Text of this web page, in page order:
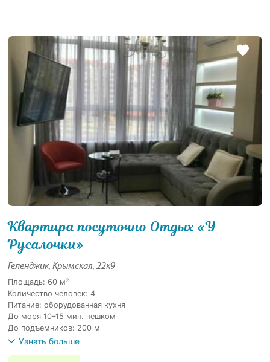
Квартира посуточно Отдых «У
Русалочки»
Геленджик, Крымская, 22к9
Площадь: 60 м2
Количество человек: 4
Питание: оборудованная кухня
До моря 10–15 мин. пешком
До подъемников: 200 м
Узнать больше